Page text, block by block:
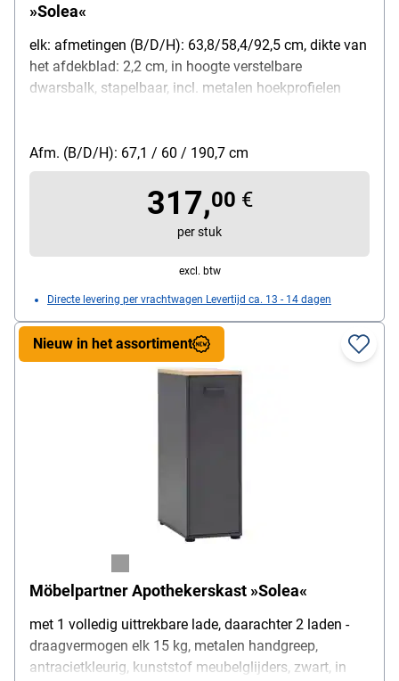
»Solea«
elk: afmetingen (B/D/H): 63,8/58,4/92,5 cm, dikte van
het afdekblad: 2,2 cm, in hoogte verstelbare
dwarsbalk, stapelbaar, incl. metalen hoekprofielen
Afm. (B/D/H): 67,1 / 60 / 190,7 cm
317,00 €
per stuk
excl. btw
Directe levering per vrachtwagen Levertijd ca. 13 - 14 dagen
Möbelpartner Apothekerskast »Solea«
met 1 volledig uittrekbare lade, daarachter 2 laden -
draagvermogen elk 15 kg, metalen handgreep,
antracietkleurig, kunststof meubelglijders, zwart, in
Nieuw in het assortiment